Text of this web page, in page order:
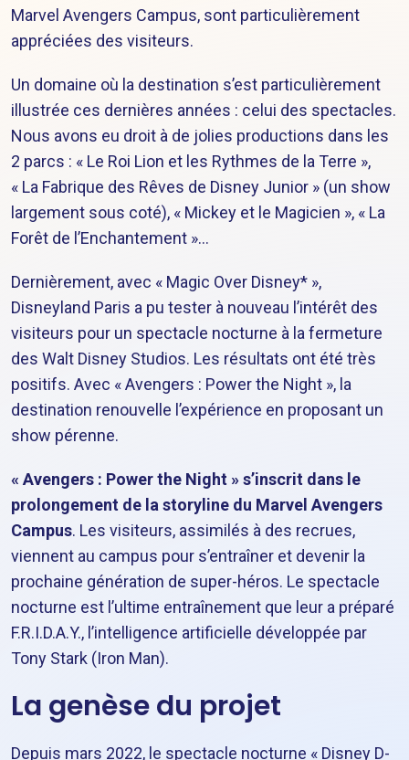
Marvel Avengers Campus, sont particulièrement
appréciées des visiteurs.
Un domaine où la destination s’est particulièrement
illustrée ces dernières années : celui des spectacles.
Nous avons eu droit à de jolies productions dans les
2 parcs : « Le Roi Lion et les Rythmes de la Terre »,
« La Fabrique des Rêves de Disney Junior » (un show
largement sous coté), « Mickey et le Magicien », « La
Forêt de l’Enchantement »…
Dernièrement, avec « Magic Over Disney* »,
Disneyland Paris a pu tester à nouveau l’intérêt des
visiteurs pour un spectacle nocturne à la fermeture
des Walt Disney Studios. Les résultats ont été très
positifs. Avec « Avengers : Power the Night », la
destination renouvelle l’expérience en proposant un
show pérenne.
« Avengers : Power the Night » s’inscrit dans le
prolongement de la storyline du Marvel Avengers
Campus. Les visiteurs, assimilés à des recrues,
viennent au campus pour s’entraîner et devenir la
prochaine génération de super-héros. Le spectacle
nocturne est l’ultime entraînement que leur a préparé
F.R.I.D.A.Y., l’intelligence artificielle développée par
Tony Stark (Iron Man).
La genèse du projet
Depuis mars 2022, le spectacle nocturne « Disney D-